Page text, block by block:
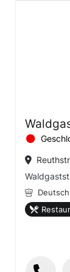
Deutsch